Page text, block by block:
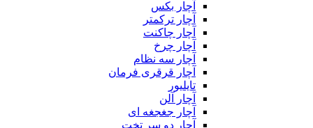
آچار بکس
آچار ترکمتر
آچار چاکنت
آچار چرخ
آچار سه نظام
آچار قرقری فرمان
تایلیور
آچار آلن
آچار جغجغه ای
آچار دو سر تخت